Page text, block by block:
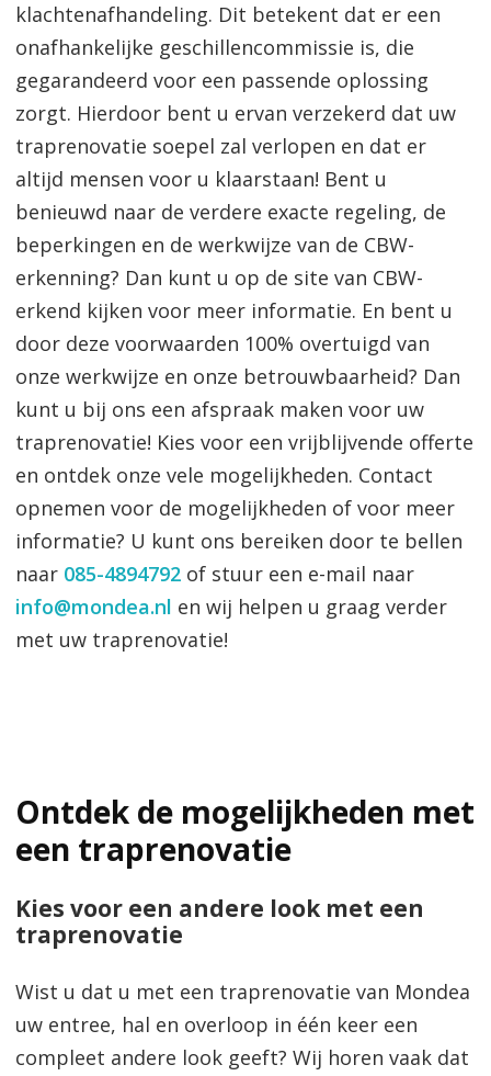
klachtenafhandeling. Dit betekent dat er een
onafhankelijke geschillencommissie is, die
gegarandeerd voor een passende oplossing
zorgt. Hierdoor bent u ervan verzekerd dat uw
traprenovatie soepel zal verlopen en dat er
altijd mensen voor u klaarstaan! Bent u
benieuwd naar de verdere exacte regeling, de
beperkingen en de werkwijze van de CBW-
erkenning? Dan kunt u op de site van CBW-
erkend kijken voor meer informatie. En bent u
door deze voorwaarden 100% overtuigd van
onze werkwijze en onze betrouwbaarheid? Dan
kunt u bij ons een afspraak maken voor uw
traprenovatie! Kies voor een vrijblijvende offerte
en ontdek onze vele mogelijkheden. Contact
opnemen voor de mogelijkheden of voor meer
informatie? U kunt ons bereiken door te bellen
naar 085-4894792 of stuur een e-mail naar
info@mondea.nl en wij helpen u graag verder
met uw traprenovatie!
Ontdek de mogelijkheden met
een traprenovatie
Kies voor een andere look met een
traprenovatie
Wist u dat u met een traprenovatie van Mondea
uw entree, hal en overloop in één keer een
compleet andere look geeft? Wij horen vaak dat